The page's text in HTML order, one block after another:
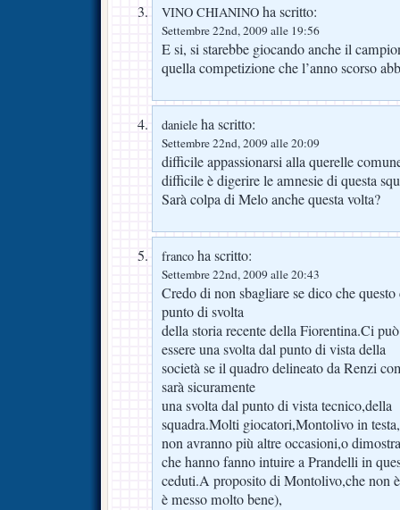
VINO CHIANINO ha scritto:
Settembre 22nd, 2009 alle 19:56
E si, si starebbe giocando anche il
quella competizione che l’anno scorso
daniele ha scritto:
Settembre 22nd, 2009 alle 20:09
difficile appassionarsi alla querelle
difficile è digerire le amnesie di questa
Sarà colpa di Melo anche questa volta?
franco ha scritto:
Settembre 22nd, 2009 alle 20:43
Credo di non sbagliare se dico che
punto di svolta
della storia recente della Fiorentina.Ci può
essere una svolta dal punto di vista della
società se il quadro delineato da Renzi
sarà sicuramente
una svolta dal punto di vista tecnico,della
squadra.Molti giocatori,Montolivo in testa,
non avranno più altre occasioni,o
che hanno fanno intuire a Prandelli in
ceduti.A proposito di Montolivo,che non
è messo molto bene),